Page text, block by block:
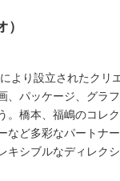
より設立されたクリ
、パッケージ、グラ
。橋本、福嶋のコレ
など多彩なパートナ
シブルなディレクシ